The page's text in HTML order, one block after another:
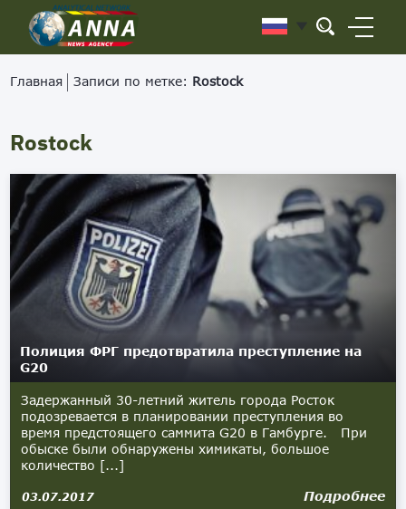
Главная Записи по метке: Rostock
Rostock
Полиция ФРГ предотвратила преступление на
G20
Задержанный 30-летний житель города Росток
подозревается в планировании преступления во
время предстоящего саммита G20 в Гамбурге. При
обыске были обнаружены химикаты, большое
количество [...]
03.07.2017 Подробнее